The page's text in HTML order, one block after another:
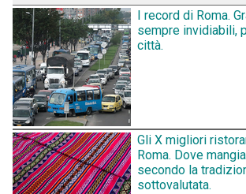
I record di Roma.
sempre invidiabili,
città.
Gli X migliori
Roma. Dove
secondo la
sottovalutata.